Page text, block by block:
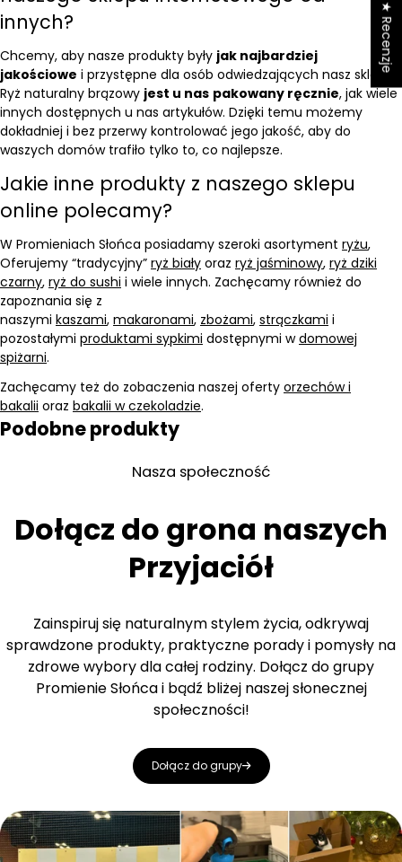
innych?
Chcemy, aby nasze produkty były jak najbardziej
jakościowe i przystępne dla osób odwiedzających nasz sklep.
Ryż naturalny brązowy jest u nas pakowany ręcznie, jak wiele
innych dostępnych u nas artykułów. Dzięki temu możemy
dokładniej i bez przerwy kontrolować jego jakość, aby do
waszych domów trafiło tylko to, co najlepsze.
Jakie inne produkty z naszego sklepu
online polecamy?
W Promieniach Słońca posiadamy szeroki asortyment ryżu,
Oferujemy “tradycyjny” ryż biały oraz ryż jaśminowy, ryż dziki
czarny, ryż do sushi i wiele innych. Zachęcamy również do
zapoznania się z
naszymi kaszami, makaronami, zbożami, strączkami i
pozostałymi produktami sypkimi dostępnymi wdomowej
spiżarni.
Zachęcamy też do zobaczenia naszej oferty orzechów i
bakalii oraz bakalii w czekoladzie.
Podobne produkty
Nasza społeczność
Dołącz do grona naszych
Przyjaciół
Zainspiruj się naturalnym stylem życia, odkrywaj
sprawdzone produkty, praktyczne porady i pomysły na
zdrowe wybory dla całej rodziny. Dołącz do grupy
Promienie Słońca i bądź bliżej naszej słonecznej
społeczności!
Dołącz do grupy
★ Recenzje